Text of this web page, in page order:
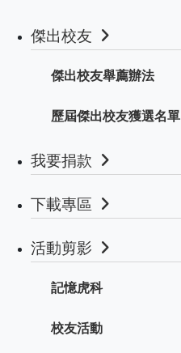
傑出校友
傑出校友舉薦辦法
歷屆傑出校友獲選名單
我要捐款
下載專區
活動剪影
記憶虎科
校友活動